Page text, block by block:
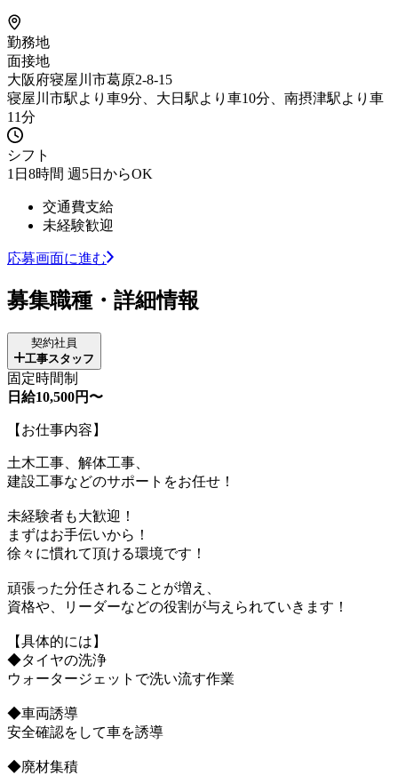
勤務地
面接地
大阪府寝屋川市葛原2-8-15
寝屋川市駅より車9分、大日駅より車10分、南摂津駅より車
11分
シフト
1日8時間 週5日からOK
交通費支給
未経験歓迎
応募画面に進む
募集職種・詳細情報
契約社員
工事スタッフ
固定時間制
日給10,500円〜
【お仕事内容】
土木工事、解体工事、
建設工事などのサポートをお任せ！
未経験者も大歓迎！
まずはお手伝いから！
徐々に慣れて頂ける環境です！
頑張った分任されることが増え、
資格や、リーダーなどの役割が与えられていきます！
【具体的には】
◆タイヤの洗浄
ウォータージェットで洗い流す作業
◆車両誘導
安全確認をして車を誘導
◆廃材集積